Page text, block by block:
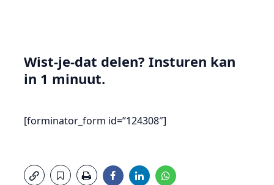
Wist-je-dat delen? Insturen kan
in 1 minuut.
[forminator_form id=”124308″]